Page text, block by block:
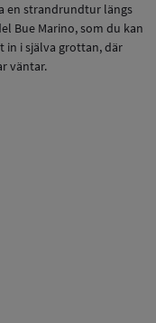
en strandrundtur längs
Bue Marino, som du kan
in i själva grottan, där
väntar.